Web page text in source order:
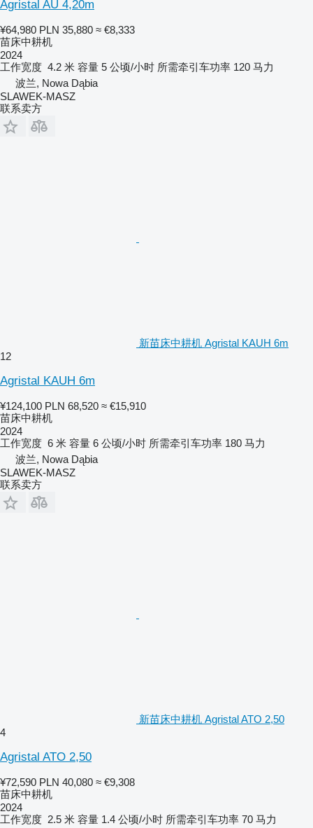
Agristal AU 4,20m
¥64,980 PLN 35,880 ≈ €8,333
苗床中耕机
2024
工作宽度 4.2 米 容量 5 公顷/小时 所需牵引车功率 120 马力
波兰, Nowa Dąbia
SLAWEK-MASZ
联系卖方
新苗床中耕机 Agristal KAUH 6m
12
Agristal KAUH 6m
¥124,100 PLN 68,520 ≈ €15,910
苗床中耕机
2024
工作宽度 6 米 容量 6 公顷/小时 所需牵引车功率 180 马力
波兰, Nowa Dąbia
SLAWEK-MASZ
联系卖方
新苗床中耕机 Agristal ATO 2,50
4
Agristal ATO 2,50
¥72,590 PLN 40,080 ≈ €9,308
苗床中耕机
2024
工作宽度 2.5 米 容量 1.4 公顷/小时 所需牵引车功率 70 马力